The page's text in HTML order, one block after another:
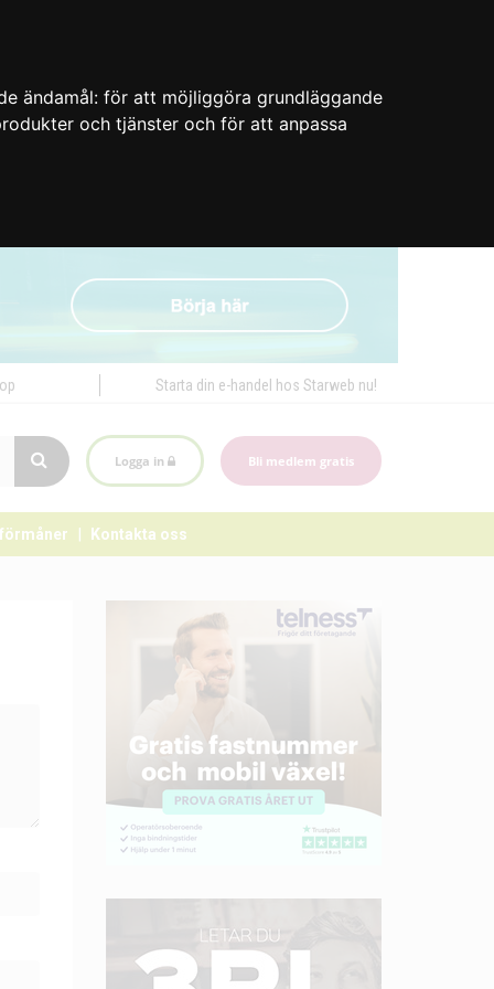
ändamål: för att möjliggöra grundläggande
och tjänster och för att anpassa
Starta din e-handel hos Starweb nu!
Logga in Bli medlem gratis
Kontakta oss